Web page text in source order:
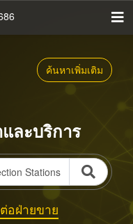
ค้นหาเพิ่มเติม
ละบริการ
อฝ่ายขาย